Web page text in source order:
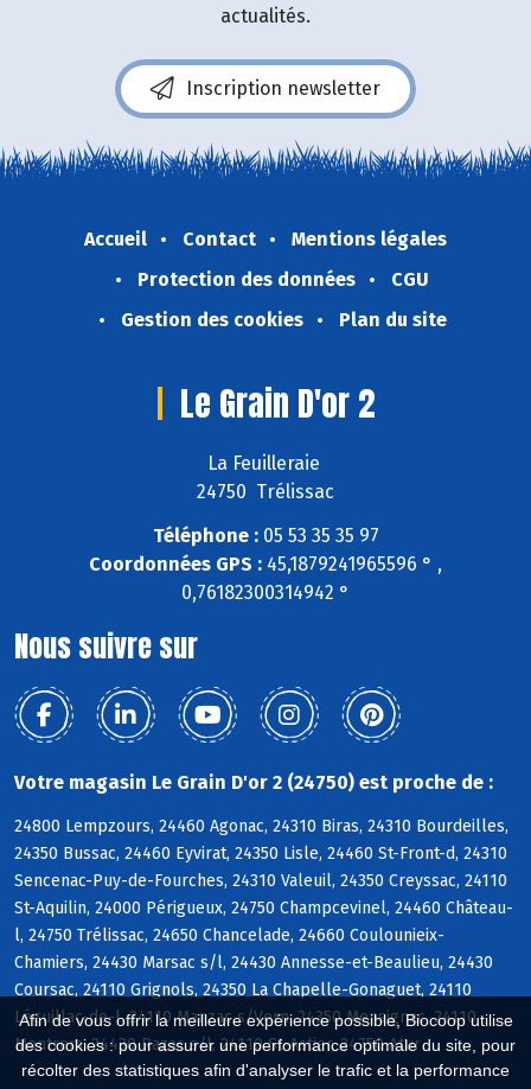
Afin de vous offrir la meilleure expérience possible, Biocoop utilise
des cookies : pour assurer une performance optimale du site, pour
récolter des statistiques afin d'analyser le trafic et la performance
actualités.
Inscription newsletter
Accueil Contact
Mentions légales
Protection des données
CGU
Gestion des cookies
Plan du site
Le Grain D'or 2
La Feuilleraie
24750 Trélissac
Téléphone :05 53 35 35 97
Coordonnées GPS : 45,1879241965596 ° ,
0,76182300314942 °
Nous suivre sur
Votre magasin Le Grain D'or 2 (24750) est proche de :
24800 Lempzours, 24460 Agonac, 24310 Biras, 24310 Bourdeilles,
24350 Bussac, 24460 Eyvirat, 24350 Lisle, 24460 St-Front-d, 24310
Sencenac-Puy-de-Fourches, 24310 Valeuil, 24350 Creyssac, 24110
St-Aquilin, 24000 Périgueux, 24750 Champcevinel, 24460 Château-
l, 24750 Trélissac, 24650 Chancelade, 24660 Coulounieix-
Chamiers, 24430 Marsac s/l, 24430 Annesse-et-Beaulieu, 24430
Coursac, 24110 Grignols, 24350 La Chapelle-Gonaguet, 24110
Léguillac-de-l, 24110 Manzac s/Vern, 24350 Mensignac, 24110
Montrem, 24430 Razac s/l, 24110 St-Astier, 24750 Atur